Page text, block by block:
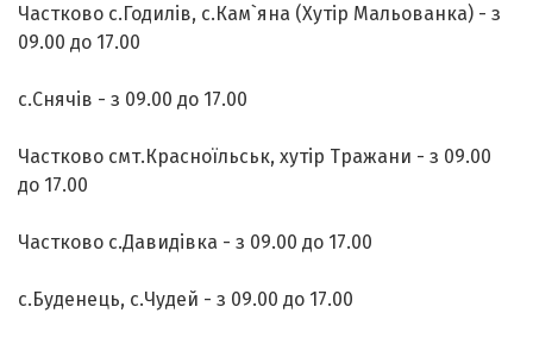
Частково с.Годилів, с.Кам`яна (Хутір Мальованка) - з
09.00 до 17.00
с.Снячів - з 09.00 до 17.00
Частково смт.Красноїльськ, хутір Тражани - з 09.00
до 17.00
Частково с.Давидівка - з 09.00 до 17.00
с.Буденець, с.Чудей - з 09.00 до 17.00